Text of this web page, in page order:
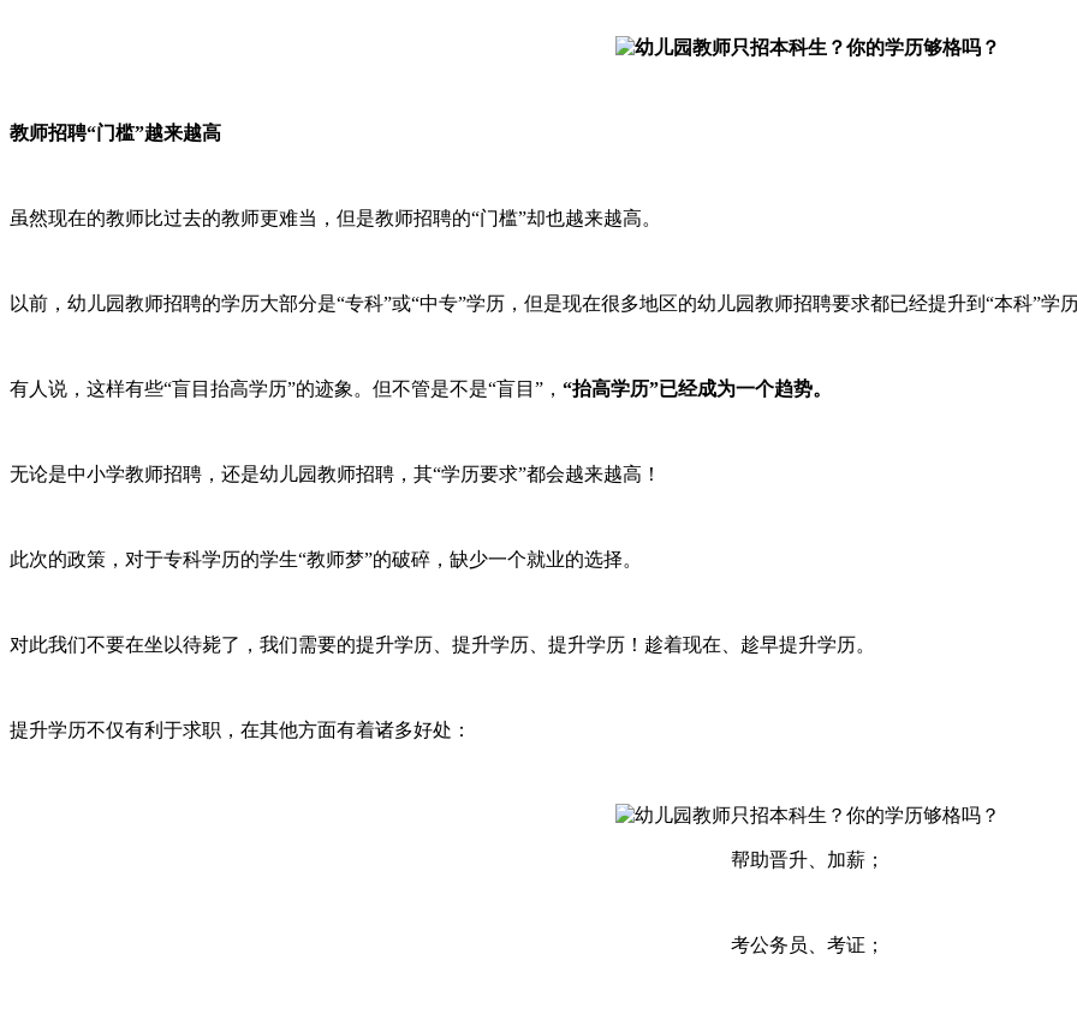
教师招聘“门槛”越来越高
虽然现在的教师比过去的教师更难当，但是教师招聘的“门槛”却也越来越高。
以前，幼儿园教师招聘的学历大部分是“专科”或“中专”学历，但是现在很多地区的幼儿园教师招聘要求都已经提升到“本科”学历
有人说，这样有些“盲目抬高学历”的迹象。但不管是不是“盲目”， “抬高学历”已经成为一个趋势。
无论是中小学教师招聘，还是幼儿园教师招聘，其“学历要求”都会越来越高！
此次的政策，对于专科学历的学生“教师梦”的破碎，缺少一个就业的选择。
对此我们不要在坐以待毙了，我们需要的提升学历、提升学历、提升学历！趁着现在、趁早提升学历。
提升学历不仅有利于求职，在其他方面有着诸多好处：
帮助晋升、加薪；
考公务员、考证；